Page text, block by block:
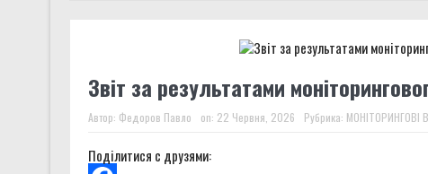
Звіт за результатами
Поки ми шукали гроші на
Чи може військо стати другим
Звіт за результатами
Автор: Федоров Павло on: 22 Червня, 2026 Рубрика: МОНІТОРИНГОВІ
Поділитися с друзями: